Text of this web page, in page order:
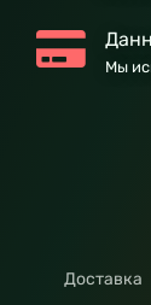
Мы
Доставка